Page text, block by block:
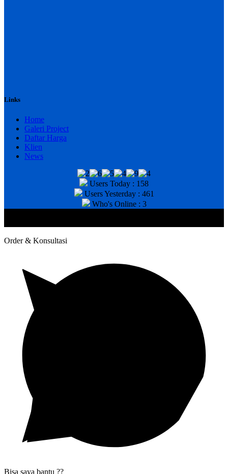
Links
Home
Galeri Project
Daftar Harga
Klien
News
Users Today : 158
Users Yesterday : 461
Who's Online : 3
Order & Konsultasi
Bisa saya bantu ??